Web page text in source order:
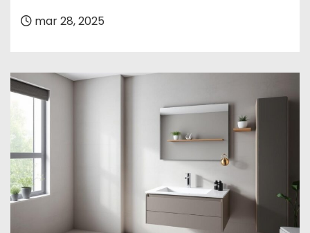
mar 28, 2025